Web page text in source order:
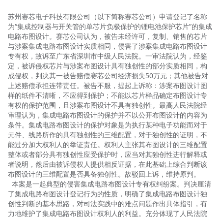
苏州赛芯电子科技有限公司（以下简称赛芯公司）申请登记了名称
为“集成控制器与开关管的单芯片负极保护的锂电池保护芯片”的集成
电路布图设计。赛芯公司认为，被告未经许可，复制、销售的芯片
与涉案集成电路布图设计实质相同，侵害了涉案集成电路布图设计
专有权，故诉至广东省深圳市中级人民法院。一审法院认为，经鉴
定，被诉侵权芯片与涉案布图设计具有独创性的部分实质相同，构
成侵权，判决其一被告赔偿赛芯公司经济损失50万元；其他被告对
上述赔偿承担连带责任。被告不服，提起上诉称：涉案布图设计图
样的纸件不清晰，不应得到保护；不能以芯片样品确定布图设计专
有权的保护范围，且涉案布图设计不具有独创性。最高人民法院经
审理认为，集成电路布图设计的保护并不以公开布图设计的内容为
条件。集成电路布图设计的保护对象是为执行某种电子功能而对于
元件、线路所作的具有独创性的三维配置，对于独创性的证明，不
能过分加大权利人的举证责任。权利人主张其布图设计的三维配置
整体或者部分具有独创性应受保护时，应当对其独创性进行解释或
者说明，然后由被诉侵权人提供相反证据，在此基础上综合判断该
布图设计的三维配置是否具备独创性。故驳回上诉，维持原判。
本案是一起典型的侵害集成电路布图设计专有权纠纷案。判决厘清
了集成电路布图设计登记行为的性质，明确了集成电路布图设计独
创性判断的基本思路，对司法实践中的难点问题作出具体指引，有
力地维护了集成电路布图设计权利人的利益。充分体现了人民法院